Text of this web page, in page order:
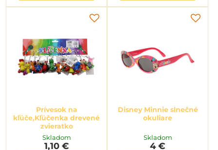
Prívesok na
kľúče,Kľúčenka drevené
zvieratko
Skladom
1,10 €
Disney Minnie slnečné
okuliare
Skladom
4 €